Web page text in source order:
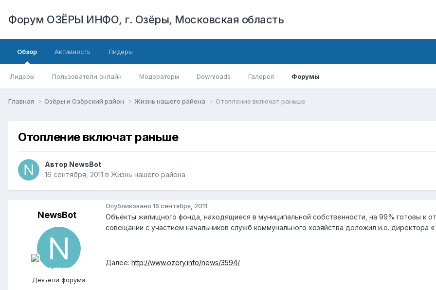
Форум ОЗЁРЫ ИНФО, г. Озёры, Московская область
Обзор
Лидеры Пользователи онлайн Модераторы Downloads Галерея Форумы
Активность Лидеры
Главная Озёры и Озёрский район Жизнь нашего района Отопление включат раньше
Отопление включат раньше
Автор NewsBot
16 сентября, 2011 в Жизнь нашего района
NewsBot
Деятели форума
Опубликовано 16 сентября, 2011
Объекты жилищного фонда, находящиеся в муниципальной собственности, на 99% готовы к
совещании с участием начальников служб коммунального хозяйства доложил и.о. директора
Далее: http://www.ozery.info/news/3594/